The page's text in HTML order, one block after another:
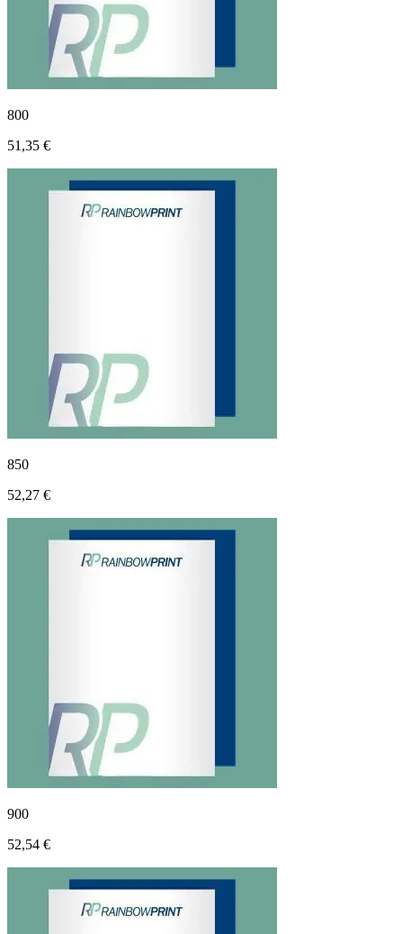
800
51,35 €
850
52,27 €
900
52,54 €